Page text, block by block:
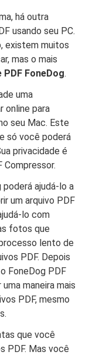
há outra
usando seu PC.
existem muitos
mas o mais
FoneDog.
uma
online para
seu Mac. Este
só você poderá
privacidade é
Compressor.
poderá ajudá-lo a
um arquivo PDF
lo com
fotos que
lento de
PDF. Depois
FoneDog PDF
maneira mais
PDF, mesmo
que você
PDF. Mas você